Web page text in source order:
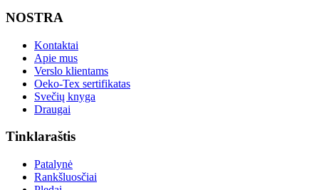
NOSTRA
Kontaktai
Apie mus
Verslo klientams
Oeko-Tex sertifikatas
Svečių knyga
Draugai
Tinklaraštis
Patalynė
Rankšluosčiai